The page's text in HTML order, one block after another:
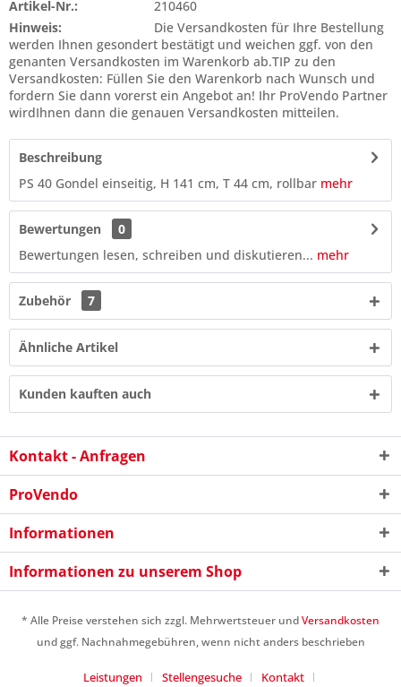
7 * 7 = ?
Ich habe dieDatenschutzerklärunggelesen,
verstanden und stimme zu. *
Mit * gekennzeichnete Felder sind Pflichtfelder.
Senden
Artikel-Nr.:
210460
Hinweis:
Die Versandkosten für Ihre Bestellung
werden Ihnen gesondert bestätigt und weichen ggf. von den
genanten Versandkosten im Warenkorb ab.TIP zu den
Versandkosten: Füllen Sie den Warenkorb nach Wunsch und
fordern Sie dann vorerst ein Angebot an! Ihr ProVendo Partner
wirdIhnen dann die genauen Versandkosten mitteilen.
Beschreibung
PS 40 Gondel einseitig, H 141 cm, T 44 cm, rollbar mehr
Bewertungen
0
Bewertungen lesen, schreiben und diskutieren... mehr
Zubehör 7
Ähnliche Artikel
Kunden kauften auch
Kontakt - Anfragen
ProVendo
Informationen
Informationen zu unserem Shop
* Alle Preise verstehen sich zzgl. Mehrwertsteuer undVersandkosten
und ggf. Nachnahmegebühren, wenn nicht anders beschrieben
Leistungen Stellengesuche Kontakt